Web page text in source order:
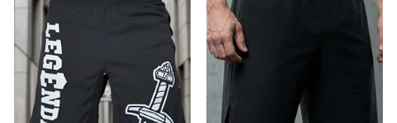
спектр экипировки и аксессуаров,
предназначенных для обеспечения безопасности и
повышения эффективности тренировок и боев. В
этом заключается их основная задача. Кроме
защитной экипировки, профессиональные товары
для ММА включают одежду из современных